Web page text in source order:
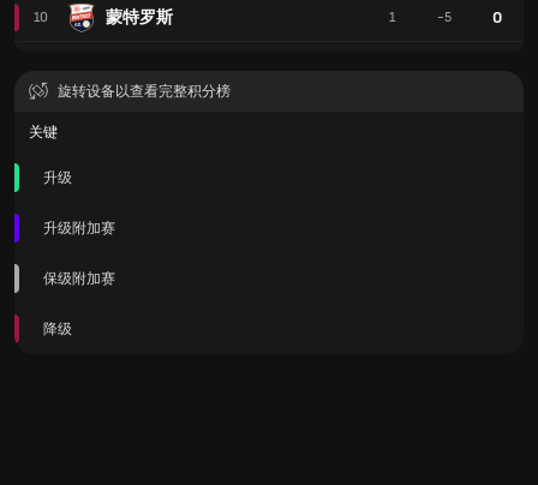
10 蒙特罗斯 1 -5 0
旋转设备以查看完整积分榜
关键
升级
升级附加赛
保级附加赛
降级